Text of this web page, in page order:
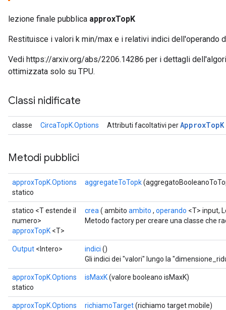
lezione finale pubblica approxTopK
Restituisce i valori k min/max e i relativi indici dell'operando
Vedi https://arxiv.org/abs/2206.14286 per i dettagli
ottimizzata solo su TPU.
Classi nidificate
classe CircaTopK.Options Attributi facoltativi perApproxTopK
Metodi pubblici
approxTopK.Options
statico
aggregateToTopk
statico <T estende il
numero>
approxTopK <T>
crea ( ambito ambito , operando <T> input,
Metodo factory per creare una classe che
Output <Intero> indici ()
Gli indici dei "valori" lungo la
approxTopK.Options
statico
isMaxK(valore booleano isMaxK)
approxTopK.Options
richiamoTarget(richiamo target mobile)